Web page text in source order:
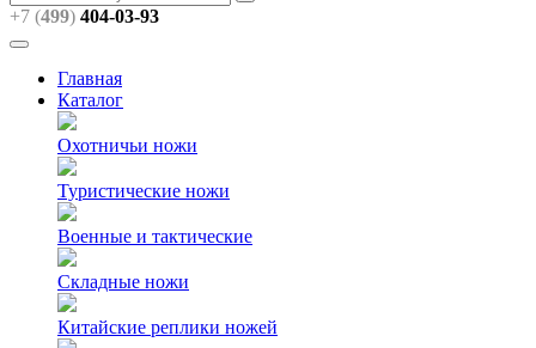
+7 (499) 404-03-93
Главная
Каталог
Охотничьи ножи
Туристические ножи
Военные и тактические
Складные ножи
Китайские реплики ножей